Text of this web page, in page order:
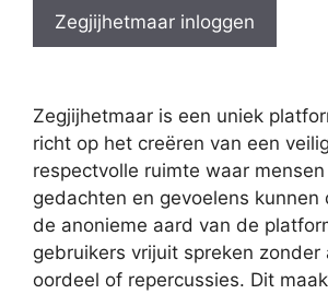
Zegjijhetmaar inloggen
Zegjijhetmaar is een uniek
richt op het creëren van een
respectvolle ruimte waar mensen
gedachten en gevoelens kunnen
de anonieme aard van de
gebruikers vrijuit spreken zonder
oordeel of repercussies. Dit